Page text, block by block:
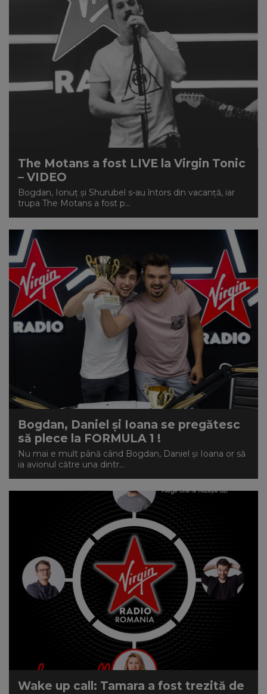
The Motans a fost LIVE la Virgin Tonic
– VIDEO
Bogdan, Ionuț și Shurubel s-au întors din vacanță, iar
trupa The Motans a fost p...
Bogdan, Daniel și Ioana se pregătesc
să plece la FORMULA 1 !
Nu mai e mult până când Bogdan, Daniel și Ioana or să
ia avionul către una dintr...
Wake up call: Tamara a fost trezită de